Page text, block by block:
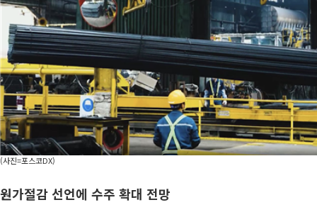
(사진=포스코DX)
원가절감 선언에 수주 확대 전망